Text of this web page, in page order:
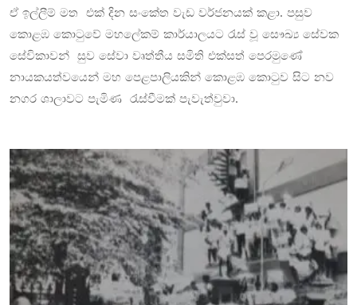
ඒ ඉල්ලීම් මත එක් දින සංකේත වැඩ වර්ජනයක් කළා. පසුව
කොළඹ කොටුවේ මහලේකම් කාර්යාලයට රැස් වූ සෞඛ්‍ය සේවක
සේවිකාවන් සුව සේවා වෘත්තීය සමිති එක්සත් පෙරමුණේ
නායකයත්වයෙන් මහ පෙළපාලියකින් කොළඹ කොටුව සිට නව
නගර ශාලාවට පැමිණ රැස්වීමක් පැවැත්වුවා.